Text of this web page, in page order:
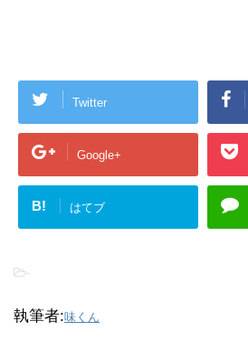
Twitter
Google+
B! はてブ
-
執筆者:味くん